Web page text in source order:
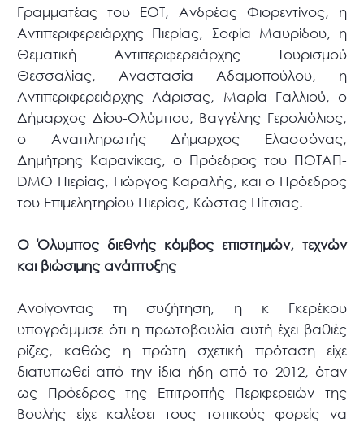
Γραμματέας του ΕΟΤ, Ανδρέας Φιορεντίνος, η
Αντιπεριφερειάρχης Πιερίας, Σοφία Μαυρίδου, η
Θεματική Αντιπεριφερειάρχης Τουρισμού
Θεσσαλίας, Αναστασία Αδαμοπούλου, η
Αντιπεριφερειάρχης Λάρισας, Μαρία Γαλλιού, ο
Δήμαρχος Δίου-Ολύμπου, Βαγγέλης Γερολιόλιος,
ο Αναπληρωτής Δήμαρχος Ελασσόνας,
Δημήτρης Καρανίκας, ο Πρόεδρος του ΠΟΤΑΠ-
DMO Πιερίας, Γιώργος Καραλής, και ο Πρόεδρος
του Επιμελητηρίου Πιερίας, Κώστας Πίτσιας.
Ο Όλυμπος διεθνής κόμβος επιστημών, τεχνών
και βιώσιμης ανάπτυξης
Ανοίγοντας τη συζήτηση, η κ Γκερέκου
υπογράμμισε ότι η πρωτοβουλία αυτή έχει βαθιές
ρίζες, καθώς η πρώτη σχετική πρόταση είχε
διατυπωθεί από την ίδια ήδη από το 2012, όταν
ως Πρόεδρος της Επιτροπής Περιφερειών της
Βουλής είχε καλέσει τους τοπικούς φορείς να